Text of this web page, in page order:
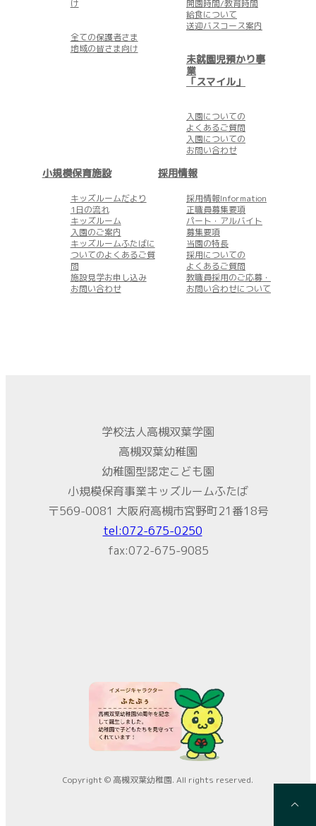
け
全ての保護者さま
地域の皆さま向け
開園時間/教育時間
給食について
送迎バスコース案内
未就園児預かり事
業
「スマイル」
入園についての
よくあるご質問
入園についての
お問い合わせ
小規模保育施設
キッズルームだより
1日の流れ
キッズルーム
入園のご案内
キッズルームふたばに
ついてのよくあるご質
問
施設見学お申し込み
お問い合わせ
採用情報
採用情報Information
正職員募集要項
パート・アルバイト
募集要項
当園の特長
採用についての
よくあるご質問
教職員採用のご応募・
お問い合わせについて
学校法人高槻双葉学園
高槻双葉幼稚園
幼稚園型認定こども園
小規模保育事業キッズルームふたば
〒569-0081 大阪府高槻市宮野町21番18号
tel:072-675-0250
fax:072-675-9085
Copyright © 高槻双葉幼稚園. All rights reserved.